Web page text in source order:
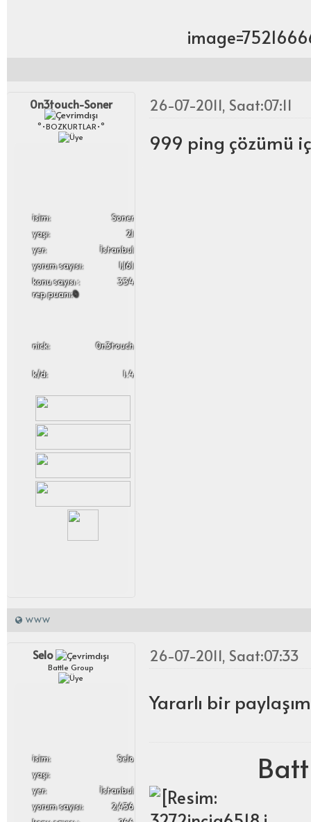
0n3touch-Soner
°•BOZKURTLAR•°
i̇sim:
Soner
yaşı:
21
yer:
İstanbul
yorum sayısı:
1,161
konu sayısı :
334
rep puanı:0
nick: 0n3touch
k/d: 1.4
26-07-2011, Saat:07:11
999 ping çözümü
WWW
Selo
Battle Group
i̇sim:
Selo
yaşı:
yer:
İstanbul
yorum sayısı:
2,436
26-07-2011, Saat:07:33
Yararlı bir